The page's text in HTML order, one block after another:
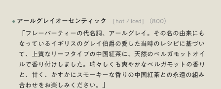
● アールグレイオーセンティック [hot / iced] （800）
「フレーバーティーの代名詞、アールグレイ。その名の由来にも
なっているイギリスのグレイ伯爵の愛した当時のレシピに基づい
て、上質なリーフタイプの中国紅茶に、天然のベルガモットオイ
ルで香り付けしました。瑞々しくも爽やかなベルガモットの香り
と、甘く、かすかにスモーキーな香りの中国紅茶との永遠の組み
合わせをお楽しみください。」